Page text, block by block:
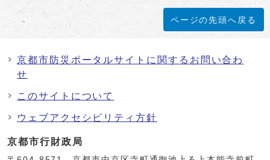
ページの先頭へ戻る
京都市防災ポータルサイトに関するお問い合わ
せ
このサイトについて
ウェブアクセシビリティ方針
京都市行財政局